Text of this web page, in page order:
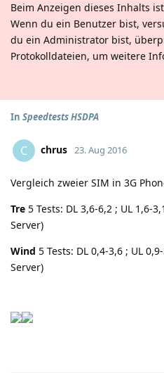
Beim Anzeigen dieses Inhalts
Wenn du ein Benutzer bist,
du ein Administrator bist,
Protokolldateien, um weitere
In Speedtests HSDPA
C chrus 23. Aug 2016
Vergleich zweier SIM in 3G
Tre 5 Tests: DL 3,6-6,2 ; UL 1,6-
Server)
Wind 5 Tests: DL 0,4-3,6 ; UL
Server)